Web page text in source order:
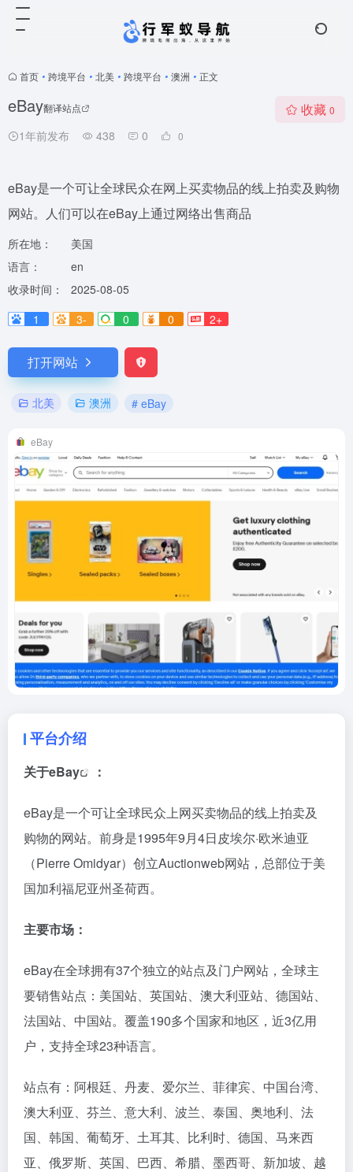
首页 • 跨境平台 • 北美 • 跨境平台 • 澳洲 • 正文
eBay翻译站点
1年前发布 438 0 0
收藏 0
eBay是一个可让全球民众在网上买卖物品的线上拍卖及购物
网站。人们可以在eBay上通过网络出售商品
所在地：
美国
语言：
en
收录时间：
2025-08-05
1
3- 0 0 2+
打开网站
北美 澳洲 # eBay
eBay
平台介绍
关于eBay ：
eBay是一个可让全球民众上网买卖物品的线上拍卖及
购物的网站。前身是1995年9月4日皮埃尔·欧米迪亚
（Pierre Omidyar）创立Auctionweb网站，总部位于美
国加利福尼亚州圣荷西。
主要市场：
eBay在全球拥有37个独立的站点及门户网站，全球主
要销售站点：美国站、英国站、澳大利亚站、德国站、
法国站、中国站。覆盖190多个国家和地区，近3亿用
户，支持全球23种语言。
站点有：阿根廷、丹麦、爱尔兰、菲律宾、中国台湾、
澳大利亚、芬兰、意大利、波兰、泰国、奥地利、法
国、韩国、葡萄牙、土耳其、比利时、德国、马来西
亚、俄罗斯、英国、巴西、希腊、墨西哥、新加坡、越